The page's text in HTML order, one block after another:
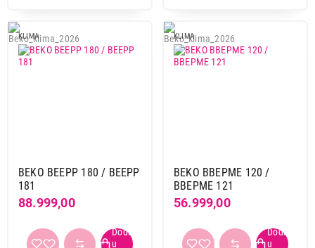
KLIMA
BEKO BEEPP 180 / BEEPP
181
88.999,00
KLIMA
BEKO BBEPME 120 /
BBEPME 121
56.999,00